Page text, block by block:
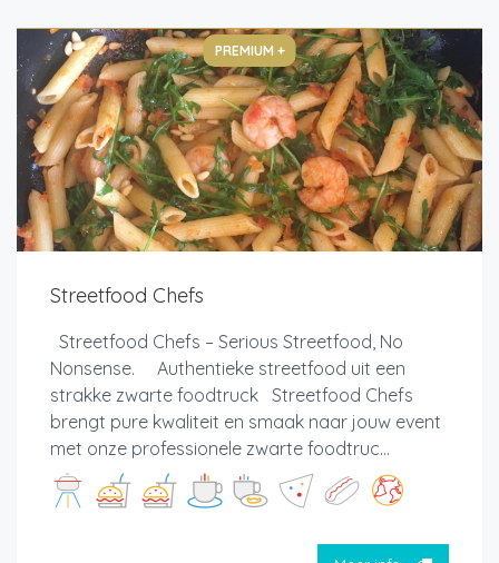
PREMIUM +
Streetfood Chefs
Streetfood Chefs – Serious Streetfood, No
Nonsense. Authentieke streetfood uit een
strakke zwarte foodtruck Streetfood Chefs
brengt pure kwaliteit en smaak naar jouw event
met onze professionele zwarte foodtruc...